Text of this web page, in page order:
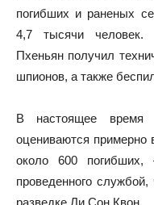
погибших и раненых
4,7 тысячи человек.
Пхеньян получил
шпионов, а также
В настоящее время
оцениваются примерно
около 600 погибших,
проведенного службой,
разведке Ли Сон Квон.